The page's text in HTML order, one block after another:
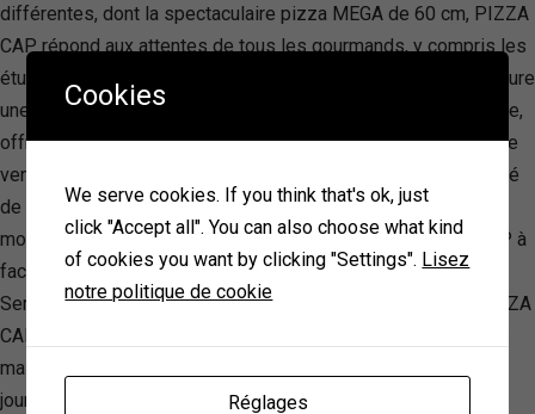
différentes, dont la spectaculaire pizza MEGA de 60 cm, PIZZA
CAP répond aux attentes de tous les gourmands, y compris les
étudiants qui bénéficient d’une offre spéciale. La marque assure
une expérience client exceptionnelle grâce à un service rapide,
offrant des pizzas prêtes en moins de 15 minutes en point de
vente ou livrées chaudes à domicile en 30 minutes. La gratuité
de la livraison à partir de 20€ d’achat et la flexibilité des
moyens de paiement soulignent l’engagement de PIZZA CAP à
faciliter l’accès à des produits de qualité au meilleur prix.
Servant fièrement Toulouse à travers plusieurs quartiers, PIZZA
CAP se distingue non seulement par la qualité de ses pizzas
mais aussi par son service clientèle efficace et fiable, sept
jours sur sept.
Cookies
We serve cookies. If you think that's ok, just
click "Accept all". You can also choose what kind
of cookies you want by clicking "Settings". Lisez
notre politique de cookie
Réglages